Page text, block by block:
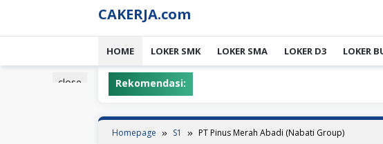
content
CAKERJA.com
HOME LOKER SMK LOKER SMA LOKER D3 LOKER
close Rekomendasi:
Homepage S1 PT Pinus Merah Abadi (Nabati Group)